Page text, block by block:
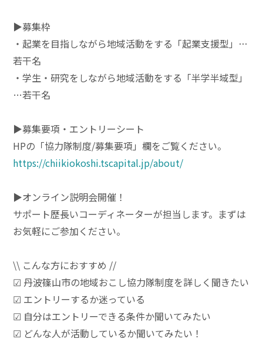
▶︎募集枠
・起業を目指しながら地域活動をする「起業支援型」…
若干名
・学生・研究をしながら地域活動をする「半学半域型」
…若干名
▶︎募集要項・エントリーシート
HPの「協力隊制度/募集要項」欄をご覧ください。
https://chiikiokoshi.tscapital.jp/about/
▶︎オンライン説明会開催！
サポート歴長いコーディネーターが担当します。まずは
お気軽にご参加ください。
\\ こんな方におすすめ //
☑︎ 丹波篠山市の地域おこし協力隊制度を詳しく聞きたい
☑︎ エントリーするか迷っている
☑︎ 自分はエントリーできる条件か聞いてみたい
☑︎ どんな人が活動しているか聞いてみたい！